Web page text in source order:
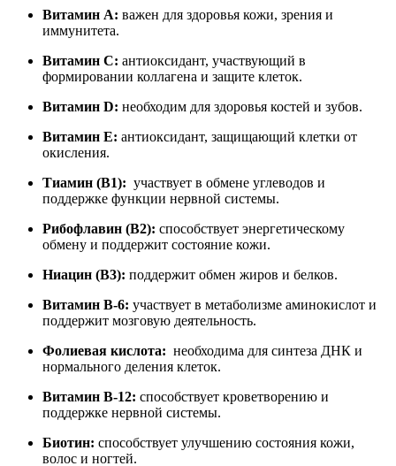
Витамин А: важен для здоровья кожи, зрения и
иммунитета.
Витамин С: антиоксидант, участвующий в
формировании коллагена и защите клеток.
Витамин D: необходим для здоровья костей и зубов.
Витамин Е: антиоксидант, защищающий клетки от
окисления.
Тиамин (B1): участвует в обмене углеводов и
поддержке функции нервной системы.
Рибофлавин (B2): способствует энергетическому
обмену и поддержит состояние кожи.
Ниацин (B3): поддержит обмен жиров и белков.
Витамин B-6: участвует в метаболизме аминокислот и
поддержит мозговую деятельность.
Фолиевая кислота: необходима для синтеза ДНК и
нормального деления клеток.
Витамин B-12: способствует кроветворению и
поддержке нервной системы.
Биотин: способствует улучшению состояния кожи,
волос и ногтей.